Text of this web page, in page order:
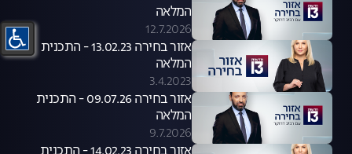
המלאה
12.7.2026
אזור בחירה 13.02.23 - התכנית
המלאה
3.4.2023
אזור בחירה 09.07.26 - התכנית
המלאה
9.7.2026